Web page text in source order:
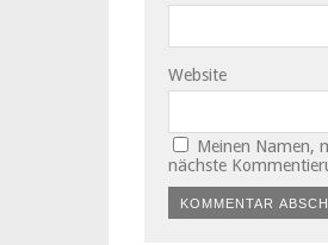
Website
Meinen Namen,
nächste